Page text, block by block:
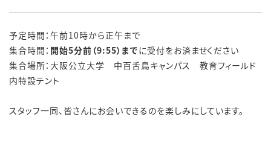
予定時間：午前10時から正午まで
集合時間： 開始5分前（9:55）までに受付をお済ませください
集合場所：大阪公立大学 中百舌鳥キャンパス 教育フィールド
内特設テント
スタッフ一同、皆さんにお会いできるのを楽しみにしています。